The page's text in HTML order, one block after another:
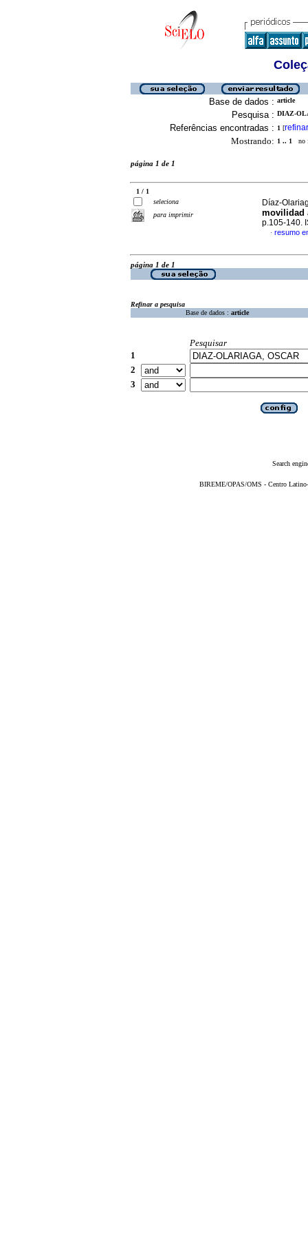
Base de dados : article
Pesquisa : DIAZ-
Referências encontradas : 1 [refinar
Mostrando: 1 .. 1 no
página 1 de 1
1 / 1
seleciona
para imprimir
Díaz-
movilidad
p.105-140.
· resumo
página 1 de 1
Refinar a pesquisa
Base de dados : article
Pesquisar
1
2
3
Search
BIREME/OPAS/OMS - Centro Latino-